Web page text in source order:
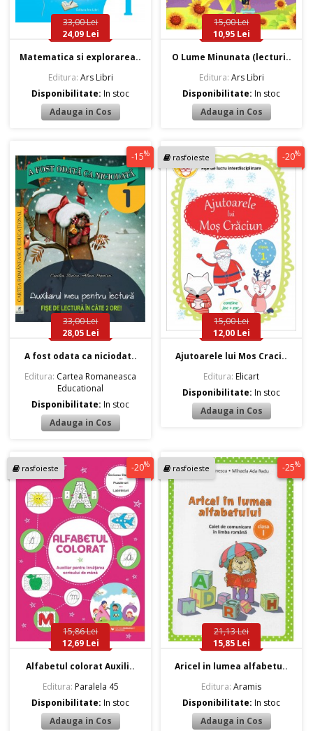
33,00 Lei
24,09 Lei
Matematica si explorarea..
Editura: Ars Libri
Disponibilitate:In stoc
15,00 Lei
10,95 Lei
O Lume Minunata (lecturi..
Editura: Ars Libri
Disponibilitate:In stoc
-15%
33,00 Lei
28,05 Lei
A fost odata ca niciodat..
Editura: Cartea Romaneasca
Educational
Disponibilitate:In stoc
rasfoieste -20%
15,00 Lei
12,00 Lei
Ajutoarele lui Mos Craci..
Editura: Elicart
Disponibilitate:In stoc
rasfoieste -20%
15,86 Lei
12,69 Lei
Alfabetul colorat Auxili..
Editura: Paralela 45
Disponibilitate:In stoc
rasfoieste -25%
21,13 Lei
15,85 Lei
Aricel in lumea alfabetu..
Editura: Aramis
Disponibilitate:In stoc